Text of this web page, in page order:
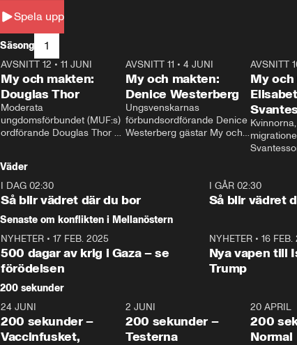
Spela upp
Säsong 1
26:27
AVSNITT 12 • 11 JUNI
My och makten:
Douglas Thor
Moderata
ungdomsförbundet (MUF:s)
ordförande Douglas Thor
tonårsutvisningarna och hur
Moderaterna ska locka
väljare till valet i höst.
23:40
AVSNITT 11 •4 JUNI
My och makten:
Denice Westerberg
Ungsvenskarnas
förbundsordförande Denice
Westerberg gästar My och
AVSNITT
My och
Väder
I DAG 02:30
Så blir vädret där du bor
I GÅR 02:30
Så blir vädret
Senaste om konflikten i Mellanöstern
NYHETER • 17 FEB. 2025
500 dagar av krig i Gaza – se
förödelsen
NYHETER• 16 FEB.
Nya vapen till
Trump
200 sekunder
5:00
24 JUNI
200 sekunder –
Vaccinfusket,
4:23
2 JUNI
200 sekunder –
Testerna
20 APRIL
200
Normal